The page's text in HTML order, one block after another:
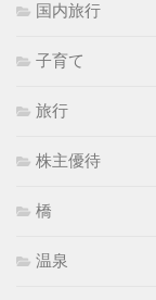
国内旅行
子育て
旅行
株主優待
橋
温泉